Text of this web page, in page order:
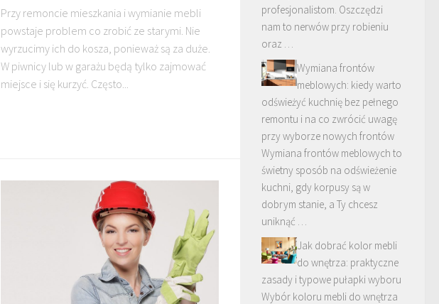
Przy remoncie mieszkania i wymianie mebli
powstaje problem co zrobić ze starymi. Nie
wyrzucimy ich do kosza, ponieważ są za duże.
W piwnicy lub w garażu będą tylko zajmować
miejsce i się kurzyć. Często...
profesjonalistom. Oszczędzi
nam to nerwów przy robieniu
oraz …
Wymiana frontów
meblowych: kiedy warto
odświeżyć kuchnię bez pełnego
remontu i na co zwrócić uwagę
przy wyborze nowych frontów
Wymiana frontów meblowych to
świetny sposób na odświeżenie
kuchni, gdy korpusy są w
dobrym stanie, a Ty chcesz
uniknąć …
Jak dobrać kolor mebli
do wnętrza: praktyczne
zasady i typowe pułapki wyboru
Wybór koloru mebli do wnętrza